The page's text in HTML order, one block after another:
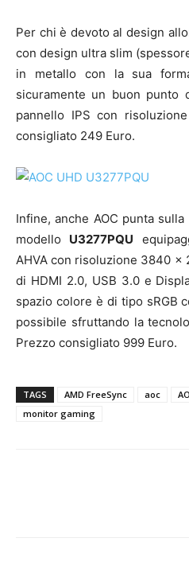
Per chi è devoto al design
con design ultra slim
in metallo con la sua
sicuramente un buon punto
pannello IPS con
consigliato 249 Euro.
Infine, anche AOC punta
modello U3277PQU
AHVA con risoluzione 3840 x
di HDMI 2.0, USB 3.0 e
spazio colore è di tipo sRGB
possibile sfruttando la
Prezzo consigliato 999 Euro.
TAGS AMD FreeSync aoc
monitor gaming